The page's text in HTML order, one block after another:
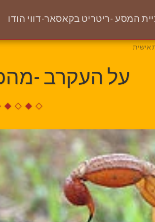
המסע -ריטריט בקאסאר-דווי הודו
אישית
על העקרב -